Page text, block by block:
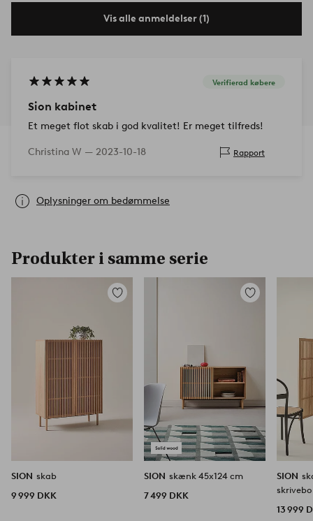
Vis alle anmeldelser (1)
Verifierad købere
Sion kabinet
Et meget flot skab i god kvalitet! Er meget tilfreds!
Christina W — 2023-10-18 Rapport
Oplysninger om bedømmelse
Produkter i samme serie
Tilføj
SION skab
9 999 DKK
Tilføj
SION skænk 45x124 cm
7 499 DKK
SION
13 999